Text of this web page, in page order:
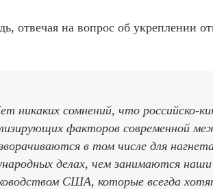
отвечая на вопрос об укреплении
никаких сомнений, что российско-
факторов современной
в том числе для
делах, чем занимаются наши
США, которые всегда